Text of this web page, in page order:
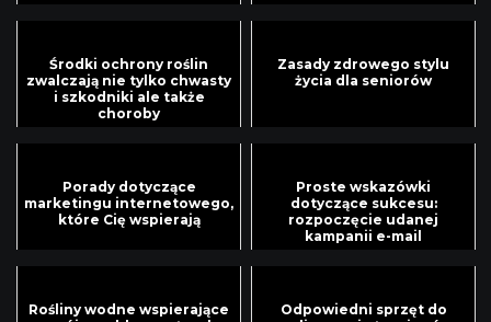
Środki ochrony roślin
zwalczają nie tylko chwasty
i szkodniki ale także
choroby
Zasady zdrowego stylu
życia dla seniorów
Porady dotyczące
marketingu internetowego,
które Cię wspierają
Proste wskazówki
dotyczące sukcesu:
rozpoczęcie udanej
kampanii e-mail
Rośliny wodne wspierające
Odpowiedni sprzęt do